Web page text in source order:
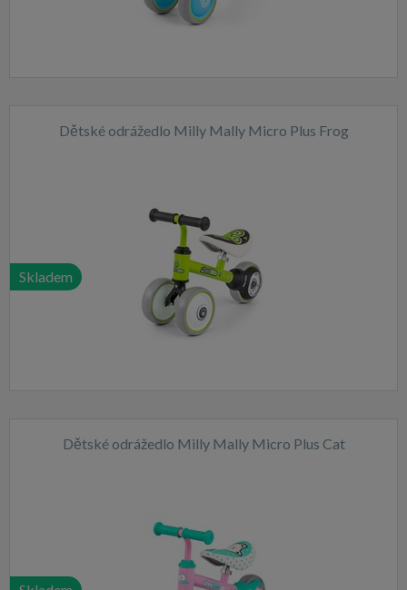
Dětské odrážedlo Milly Mally Micro Plus Frog
Skladem
Dětské odrážedlo Milly Mally Micro Plus Cat